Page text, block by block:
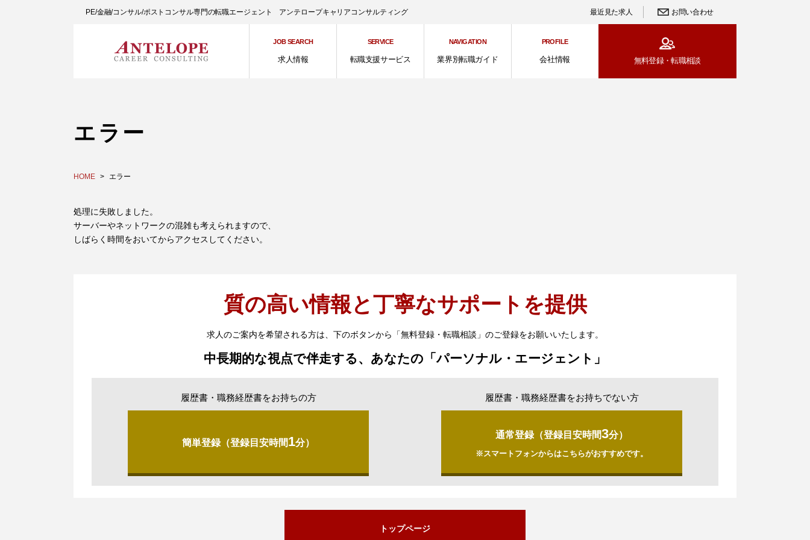
PE/金融/コンサル/ポストコンサル専門の転職エージェント アンテロープキャリアコンサルティング 最近見た求人 お問い合わせ
JOB SEARCH
求人情報
SERVICE
転職支援サービス
NAVIGATION
業界別転職ガイド
PROFILE
会社情報 無料登録・転職相談
エラー
HOME エラー
処理に失敗しました。
サーバーやネットワークの混雑も考えられますので、
しばらく時間をおいてからアクセスしてください。
質の高い情報と丁寧なサポートを提供
求人のご案内を希望される方は、下のボタンから「無料登録・転職相談」のご登録をお願いいたします。
中長期的な視点で伴走する、あなたの「パーソナル・エージェント」
履歴書・職務経歴書をお持ちの方
簡単登録（登録目安時間1分）
履歴書・職務経歴書をお持ちでない方
通常登録（登録目安時間3分）
※スマートフォンからはこちらがおすすめです。
トップページ